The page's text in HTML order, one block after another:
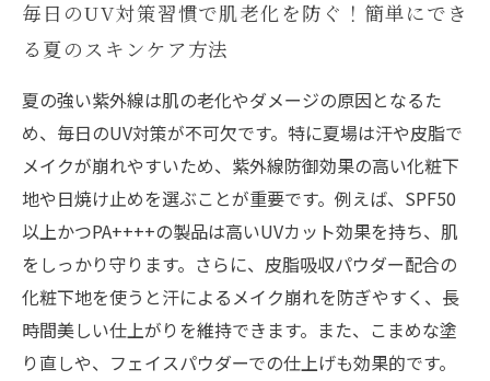
毎日のUV対策習慣で肌老化を防ぐ！簡単にでき
る夏のスキンケア方法
夏の強い紫外線は肌の老化やダメージの原因となるた
め、毎日のUV対策が不可欠です。特に夏場は汗や皮脂で
メイクが崩れやすいため、紫外線防御効果の高い化粧下
地や日焼け止めを選ぶことが重要です。例えば、SPF50
以上かつPA++++の製品は高いUVカット効果を持ち、肌
をしっかり守ります。さらに、皮脂吸収パウダー配合の
化粧下地を使うと汗によるメイク崩れを防ぎやすく、長
時間美しい仕上がりを維持できます。また、こまめな塗
り直しや、フェイスパウダーでの仕上げも効果的です。